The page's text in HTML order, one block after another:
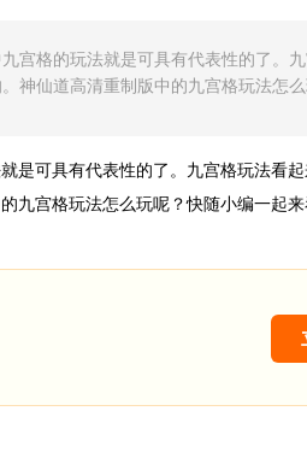
宫格的玩法就是可具有代表性的了。
神仙道高清重制版中的九宫格玩法怎
就是可具有代表性的了。九宫格玩法看
九宫格玩法怎么玩呢？快随小编一起来